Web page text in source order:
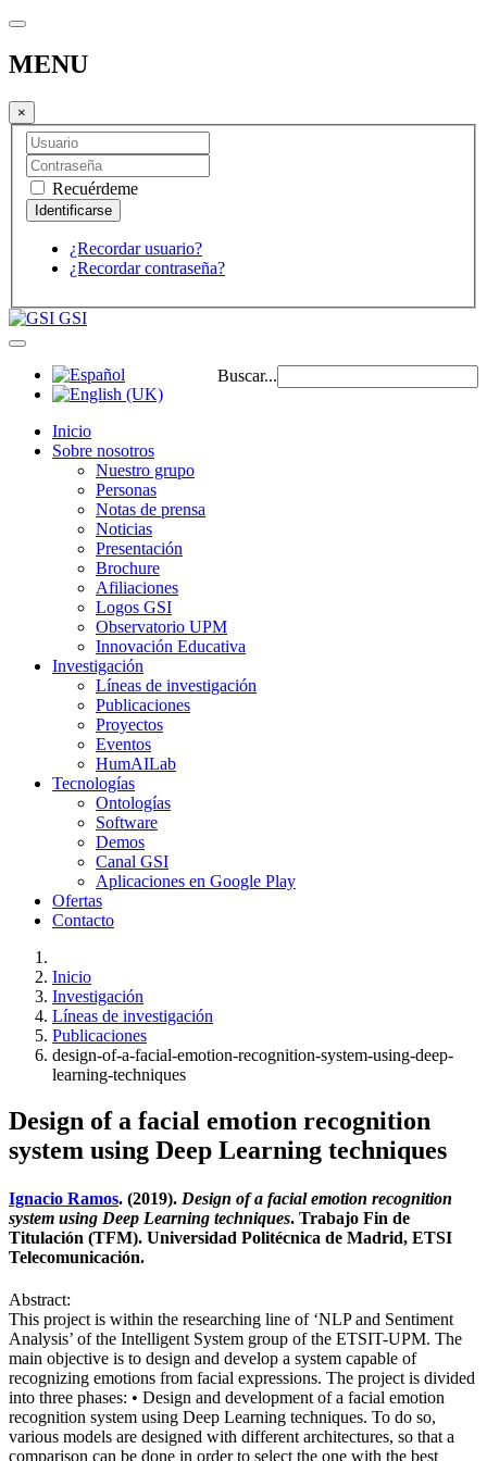
MENU
×
Recuérdeme
¿Recordar usuario?
¿Recordar contraseña?
GSI
Buscar...
Inicio
Sobre nosotros
Nuestro grupo
Personas
Notas de prensa
Noticias
Presentación
Brochure
Afiliaciones
Logos GSI
Observatorio UPM
Innovación Educativa
Investigación
Líneas de investigación
Publicaciones
Proyectos
Eventos
HumAILab
Tecnologías
Ontologías
Software
Demos
Canal GSI
Aplicaciones en Google Play
Ofertas
Contacto
Inicio
Investigación
Líneas de investigación
Publicaciones
design-of-a-facial-emotion-recognition-system-using-deep-
learning-techniques
Design of a facial emotion recognition
system using Deep Learning techniques
Ignacio Ramos. (2019). Design of a facial emotion recognition
system using Deep Learning techniques. Trabajo Fin de
Titulación (TFM). Universidad Politécnica de Madrid, ETSI
Telecomunicación.
Abstract:
This project is within the researching line of ‘NLP and Sentiment
Analysis’ of the Intelligent System group of the ETSIT-UPM. The
main objective is to design and develop a system capable of
recognizing emotions from facial expressions. The project is divided
into three phases: • Design and development of a facial emotion
recognition system using Deep Learning techniques. To do so,
various models are designed with different architectures, so that a
comparison can be done in order to select the one with the best